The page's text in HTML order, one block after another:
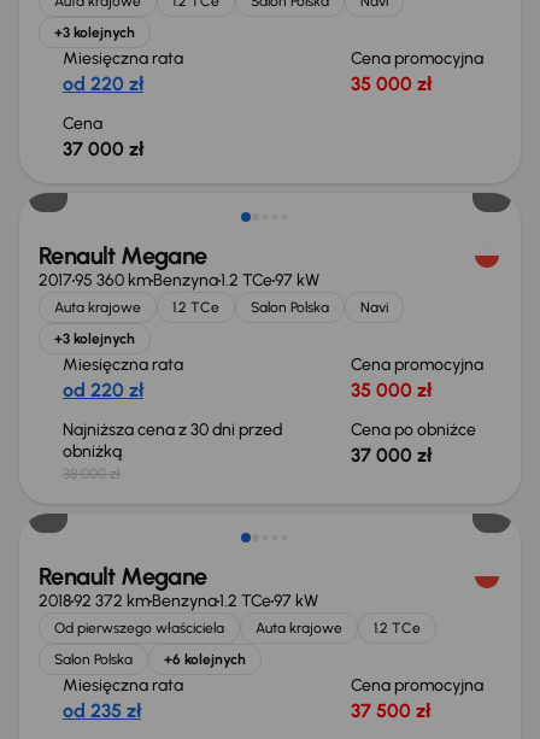
+3 kolejnych
Miesięczna rata
od 220 zł
Cena promocyjna
35 000 zł
Cena
37 000 zł
Renault Megane
201795 360 kmBenzyna1.2 TCe97 kW
Auta krajowe 1.2 TCe Salon Polska
Navi
+3 kolejnych
Miesięczna rata
od 220 zł
Cena promocyjna
35 000 zł
Najniższa cena z 30 dni przed
obniżką
38 000 zł
Cena po obniżce
37 000 zł
Taniej o 500 zł
Renault Megane
201892 372 kmBenzyna1.2 TCe97 kW
Od pierwszego właściciela Auta krajowe
1.2 TCe
Salon Polska
+6 kolejnych
Miesięczna rata
od 235 zł
Cena promocyjna
37 500 zł